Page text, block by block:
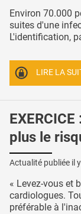
Environ 70.000
suites d'une
L'identification,
LIRE LA
plus le
Actualité publiée il
« Levez-vous et
cardiologues.
préférable à